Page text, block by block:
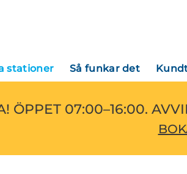
stationer Så funkar det
ÖPPET 07:00–16:00.